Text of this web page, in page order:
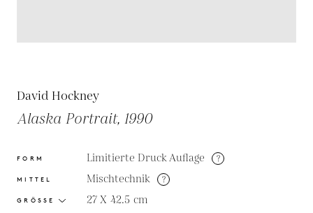
David Hockney
Alaska Portrait, 1990
FORM Limitierte Druck Auflage ?
MITTEL Mischtechnik ?
GRÖSSE 27 X 42.5 cm